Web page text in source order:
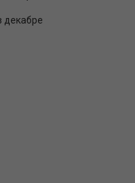
декабре